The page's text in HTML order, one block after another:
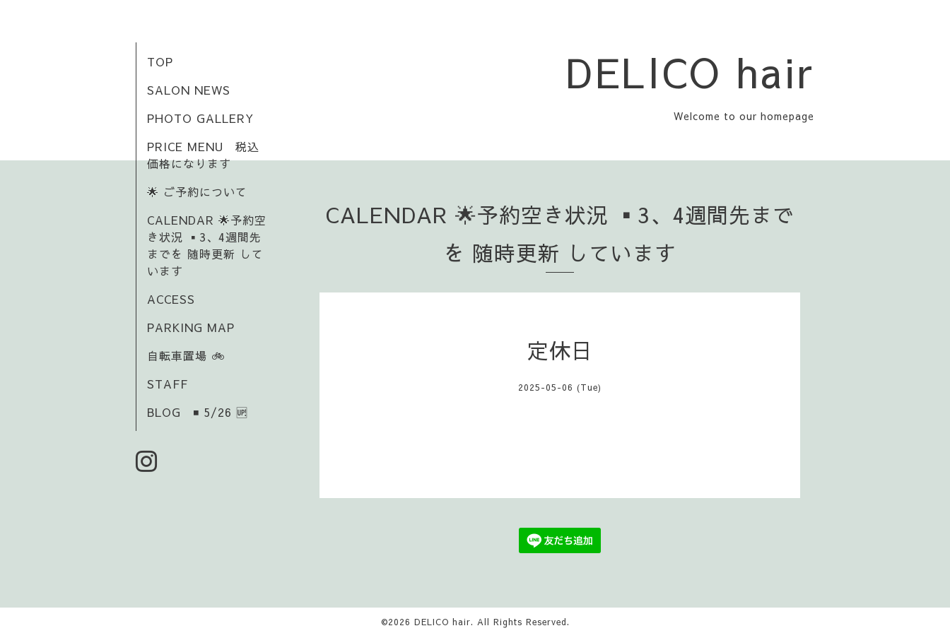
DELICO hair
Welcome to our homepage
TOP
SALON NEWS
PHOTO GALLERY
PRICE MENU 税込
価格になります
🌟 ご予約について
CALENDAR 🌟予約空
き状況 ▪️3、4週間先
までを 随時更新 して
います
ACCESS
PARKING MAP
自転車置場 🚲️
STAFF
BLOG ◾ 5/26 🆙
CALENDAR 🌟予約空き状況 ▪️3、4週間先まで
を 随時更新 しています
定休日
2025-05-06 (Tue)
©2026 DELICO hair. All Rights Reserved.